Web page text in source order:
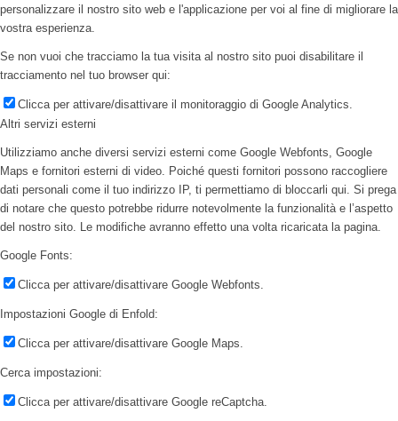
personalizzare il nostro sito web e l'applicazione per voi al fine di migliorare la
vostra esperienza.
Se non vuoi che tracciamo la tua visita al nostro sito puoi disabilitare il
tracciamento nel tuo browser qui:
Clicca per attivare/disattivare il monitoraggio di Google Analytics.
Altri servizi esterni
Utilizziamo anche diversi servizi esterni come Google Webfonts, Google
Maps e fornitori esterni di video. Poiché questi fornitori possono raccogliere
dati personali come il tuo indirizzo IP, ti permettiamo di bloccarli qui. Si prega
di notare che questo potrebbe ridurre notevolmente la funzionalità e l’aspetto
del nostro sito. Le modifiche avranno effetto una volta ricaricata la pagina.
Google Fonts:
Clicca per attivare/disattivare Google Webfonts.
Impostazioni Google di Enfold:
Clicca per attivare/disattivare Google Maps.
Cerca impostazioni:
Clicca per attivare/disattivare Google reCaptcha.